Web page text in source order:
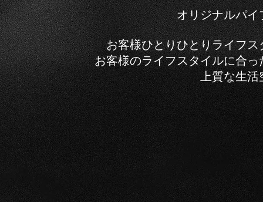
オリジナルパイ
お客様ひとりひとりライフ
お客様のライフスタイルに合
上質な生活